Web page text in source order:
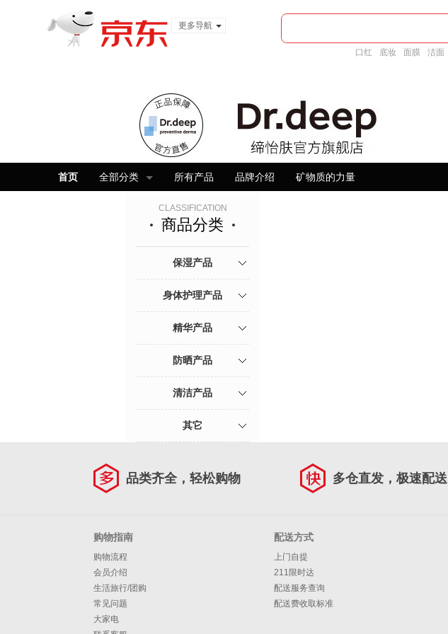
更多导航
口红 底妆 面膜 洁面
首页 全部分类 所有产品 品牌介绍 矿物质的力量
CLASSIFICATION
商品分类
保湿产品
身体护理产品
精华产品
防晒产品
清洁产品
其它
品类齐全，轻松购物 多仓直发，极速配送
购物指南
购物流程
会员介绍
生活旅行/团购
常见问题
大家电
配送方式
上门自提
211限时达
配送服务查询
配送费收取标准